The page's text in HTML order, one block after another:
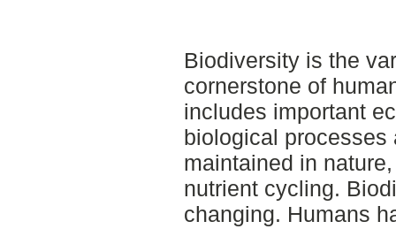
Biodiversity is the
cornerstone of
includes important
biological processes
maintained in
nutrient cycling.
changing. Humans